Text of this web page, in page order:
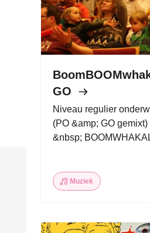
GO
Niveau regulier
(PO &amp; GO gemixt)
&nbsp;
Muziek